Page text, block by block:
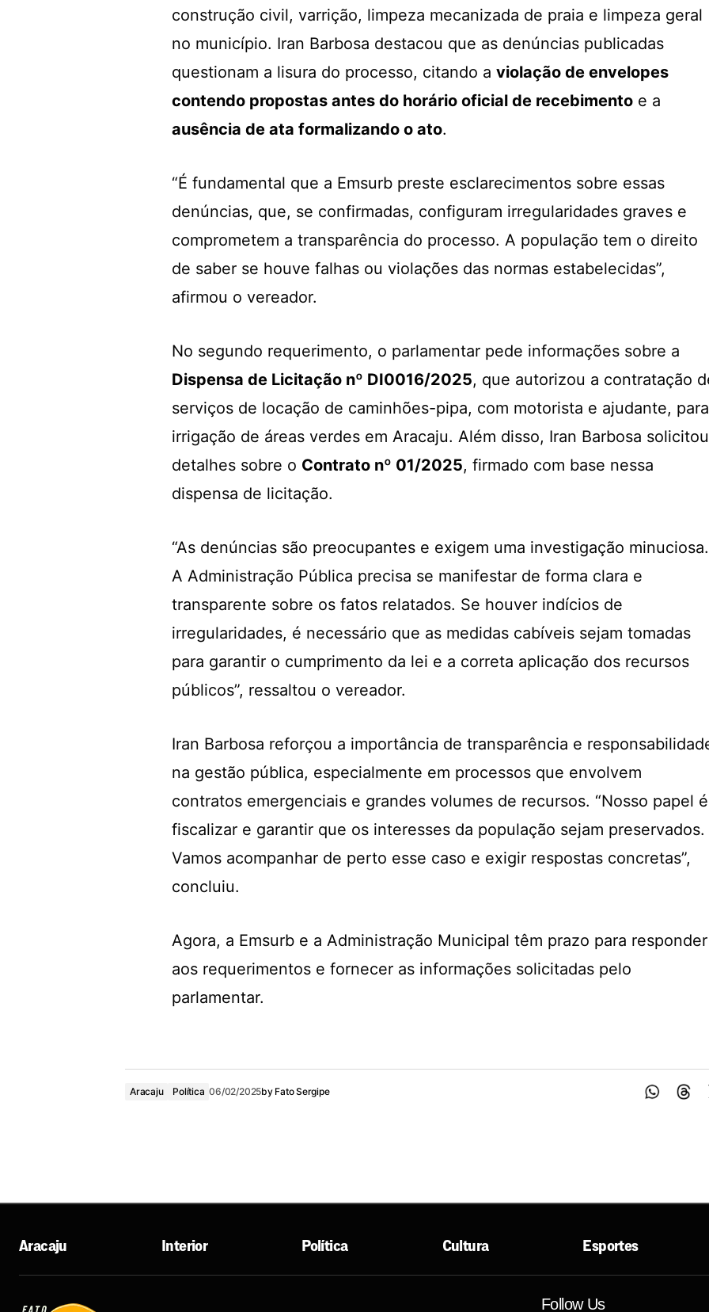
construção civil, varrição, limpeza mecanizada de praia e limpeza geral
no município. Iran Barbosa destacou que as denúncias publicadas
questionam a lisura do processo, citando a violação de envelopes
contendo propostas antes do horário oficial de recebimento e a
ausência de ata formalizando o ato.
“É fundamental que a Emsurb preste esclarecimentos sobre essas
denúncias, que, se confirmadas, configuram irregularidades graves e
comprometem a transparência do processo. A população tem o direito
de saber se houve falhas ou violações das normas estabelecidas”,
afirmou o vereador.
No segundo requerimento, o parlamentar pede informações sobre a
Dispensa de Licitação nº DI0016/2025, que autorizou a contratação
serviços de locação de caminhões-pipa, com motorista e ajudante, para
irrigação de áreas verdes em Aracaju. Além disso, Iran Barbosa solicitou
detalhes sobre o Contrato nº 01/2025, firmado com base nessa
dispensa de licitação.
“As denúncias são preocupantes e exigem uma investigação minuciosa.
A Administração Pública precisa se manifestar de forma clara e
transparente sobre os fatos relatados. Se houver indícios de
irregularidades, é necessário que as medidas cabíveis sejam tomadas
para garantir o cumprimento da lei e a correta aplicação dos recursos
públicos”, ressaltou o vereador.
Iran Barbosa reforçou a importância de transparência e
na gestão pública, especialmente em processos que envolvem
contratos emergenciais e grandes volumes de recursos. “Nosso papel é
fiscalizar e garantir que os interesses da população sejam preservados.
Vamos acompanhar de perto esse caso e exigir respostas concretas”,
concluiu.
Agora, a Emsurb e a Administração Municipal têm prazo para responder
aos requerimentos e fornecer as informações solicitadas pelo
parlamentar.
Aracaju Política 06/02/2025by Fato Sergipe
Aracaju Interior Política Cultura Esportes
Follow Us